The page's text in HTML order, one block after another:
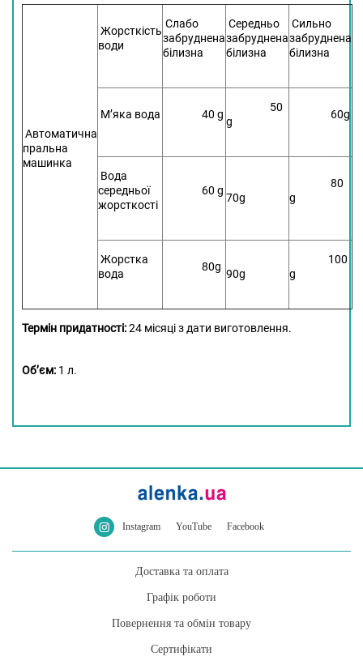
Автоматична
пральна
машинка
Жорсткість
води
Слабо
забруднена
білизна
Середньо
забруднена
білизна
Сильно
забруднена
білизна
М’яка вода 40 g
50
g
60g
Вода
середньої
жорсткості
60 g
70g
80
g
Жорстка
вода
80g
90g
100
g
Термін придатності:24 місяці з дати виготовлення.
Об’єм: 1 л.
Instagram YouTube Facebook
Доставка та оплата
Графік роботи
Повернення та обмін товару
Сертифікати